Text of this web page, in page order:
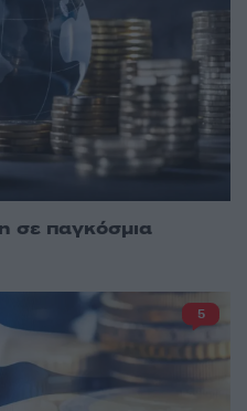
σε παγκόσμια
5